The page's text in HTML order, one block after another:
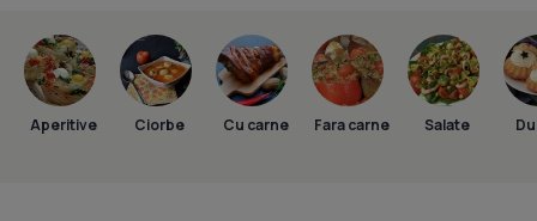
Aperitive Ciorbe Cu carne Fara carne Salate